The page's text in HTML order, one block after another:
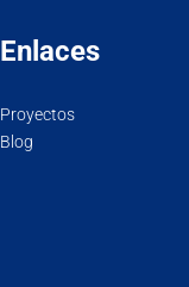
Enlaces
Proyectos
Blog